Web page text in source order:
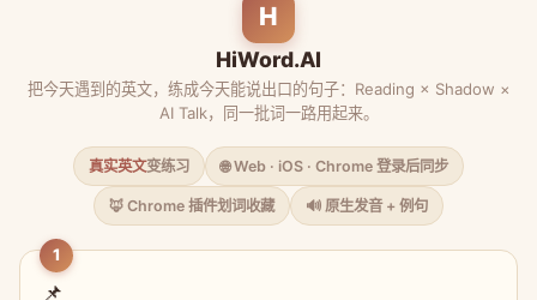
H
HiWord.AI
把今天遇到的英文，练成今天能说出口的句子：Reading × Shadow ×
AI Talk，同一批词一路用起来。
真实英文变练习 🌐 Web · iOS · Chrome 登录后同步
🦊 Chrome 插件划词收藏 🔊 原生发音 + 例句
1
📌